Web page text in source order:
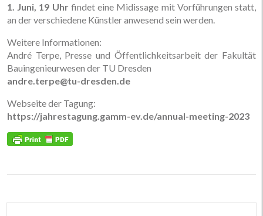
1. Juni, 19 Uhrfindet eine Midissage mit Vorführungen statt,
an der verschiedene Künstler anwesend sein werden.
Weitere Informationen:
André Terpe, Presse und Öffentlichkeitsarbeit der Fakultät
Bauingenieurwesen der TU Dresden
andre.terpe@tu-dresden.de
Webseite der Tagung:
https://jahrestagung.gamm-ev.de/annual-meeting-2023